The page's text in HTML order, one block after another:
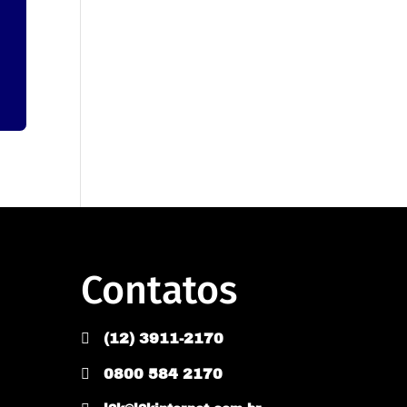
Contatos
 (12) 3911-2170
 0800 584 2170